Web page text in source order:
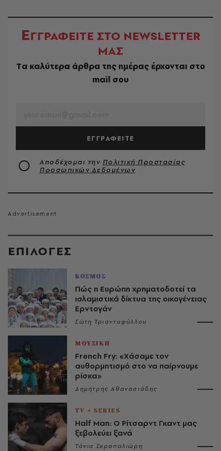
EΠΙΛΟΓΈΣ
ΚΟΣΜΟΣ
Πώς η Ευρώπη χρηματοδοτεί τα
ισλαμιστικά δίκτυα της οικογένειας
Ερντογάν
Σώτη Τριανταφύλλου
ΜΟΥΣΙΚΗ
French Fry: «Χάσαμε τον
αυθορμητισμό στο να παίρνουμε
ρίσκα»
Δημήτρης Αθανασιάδης
TV + SERIES
Half Man: Ο Ρίτσαρντ Γκαντ μας
ξεβολεύει ξανά
Τάνια Σκραπαλιώρη
ΕΓΓΡΑΦΕΙΤΕ ΣΤΟ NEWSLETTER
ΜΑΣ
Tα καλύτερα άρθρα της ημέρας έρχονται στο
mail σου
ΕΓΓΡΑΦΕΙΤΕ
Αποδέχομαι την Πολιτική Προστασίας
Προσωπικών Δεδομένων